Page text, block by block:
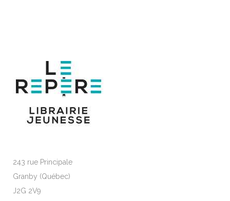
243 rue Principale
Granby (Québec)
J2G 2V9